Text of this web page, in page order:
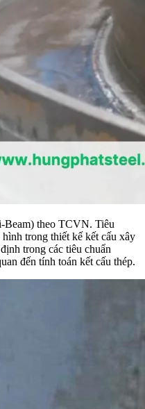
Beam) theo TCVN. Tiêu
trong thiết kế kết cấu xây
trong các tiêu chuẩn
đến tính toán kết cấu thép.